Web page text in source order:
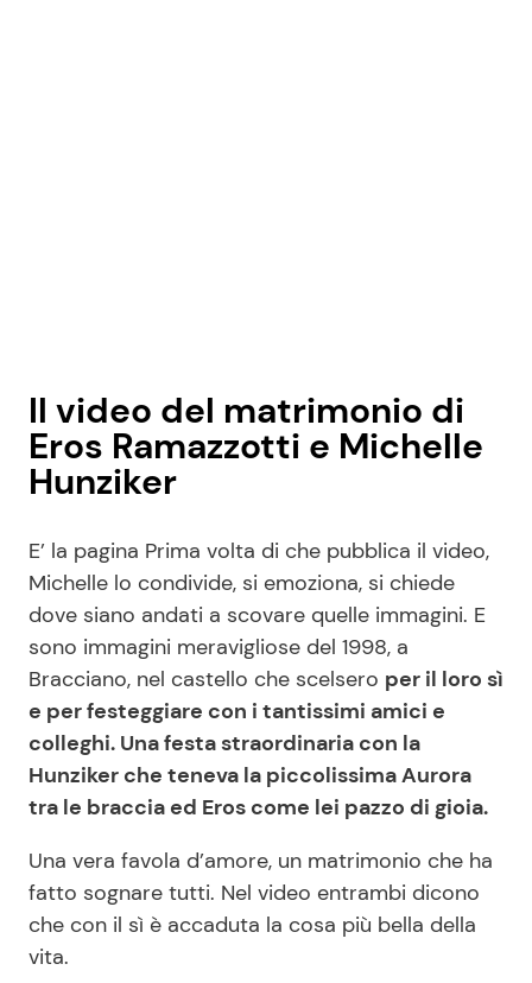
Il video del matrimonio di
Eros Ramazzotti e Michelle
Hunziker
E’ la pagina Prima volta di che pubblica il video,
Michelle lo condivide, si emoziona, si chiede
dove siano andati a scovare quelle immagini. E
sono immagini meravigliose del 1998, a
Bracciano, nel castello che scelsero per il loro sì
e per festeggiare con i tantissimi amici e
colleghi. Una festa straordinaria con la
Hunziker che teneva la piccolissima Aurora
tra le braccia ed Eros come lei pazzo di gioia.
Una vera favola d’amore, un matrimonio che ha
fatto sognare tutti. Nel video entrambi dicono
che con il sì è accaduta la cosa più bella della
vita.